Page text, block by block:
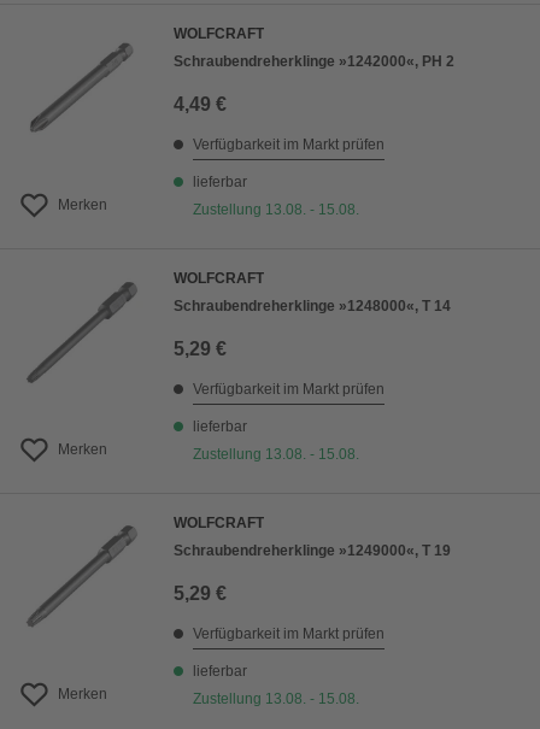
Merken
WOLFCRAFT
Schraubendreherklinge »1242000«, PH 2
4,49 €
Verfügbarkeit im Markt prüfen
lieferbar
Zustellung 13.08. - 15.08.
Merken
WOLFCRAFT
Schraubendreherklinge »1248000«, T 14
5,29 €
Verfügbarkeit im Markt prüfen
lieferbar
Zustellung 13.08. - 15.08.
Merken
WOLFCRAFT
Schraubendreherklinge »1249000«, T 19
5,29 €
Verfügbarkeit im Markt prüfen
lieferbar
Zustellung 13.08. - 15.08.